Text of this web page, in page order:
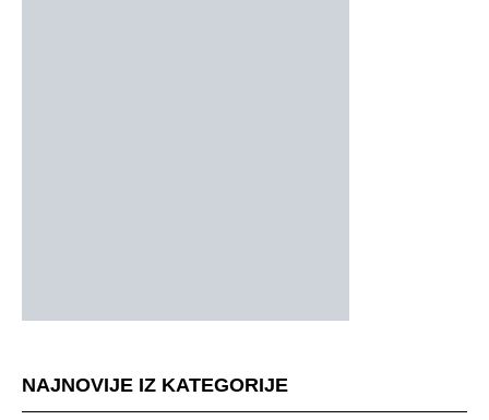
NAJNOVIJE IZ KATEGORIJE